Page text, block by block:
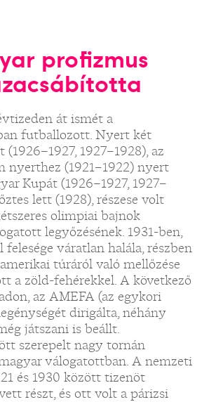
profizmus
át ismét a
futballozott. Nyert két
1927–1928), az
nyerthez (1921–1922) nyert
Kupát (1926–1927, 1927–
lett (1928), részese volt
olimpiai bajnok
legyőzésének. 1931-ben,
felesége váratlan halála, részben
túráról való mellőzése
a zöld-fehérekkel. A következő
az AMEFA (az egykori
dirigálta, néhány
játszani is beállt.
szerepelt nagy tornán
válogatottban. A nemzeti
és 1930 között tizenöt
részt, és ott volt a párizsi